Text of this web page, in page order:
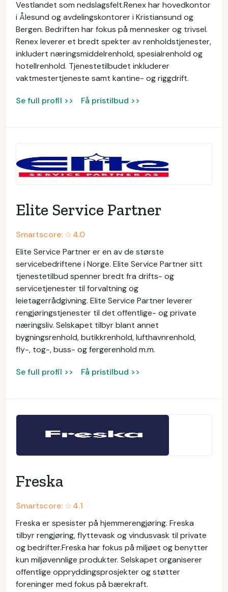
Vestlandet som nedslagsfelt.Renex har hovedkontor
i Ålesund og avdelingskontorer i Kristiansund og
Bergen. Bedriften har fokus på mennesker og trivsel.
Renex leverer et bredt spekter av renholdstjenester,
inkludert næringsmiddelrenhold, spesialrenhold og
hotellrenhold. Tjenestetilbudet inkluderer
vaktmestertjeneste samt kantine- og riggdrift.
Se full profil >> Få pristilbud >>
Elite Service Partner
Smartscore: ☆4.0
Elite Service Partner er en av de største
servicebedriftene i Norge. Elite Service Partner sitt
tjenestetilbud spenner bredt fra drifts- og
servicetjenester til forvaltning og
leietagerrådgivning. Elite Service Partner leverer
rengjøringstjenester til det offentlige- og private
næringsliv. Selskapet tilbyr blant annet
bygningsrenhold, butikkrenhold, lufthavnrenhold,
fly-, tog-, buss- og fergerenhold m.m.
Se full profil >> Få pristilbud >>
Freska
Smartscore: ☆4.1
Freska er spesister på hjemmerengjøring. Freska
tilbyr rengjøring, flyttevask og vindusvask til private
og bedrifter.Freska har fokus på miljøet og benytter
kun miljøvennlige produkter. Selskapet organiserer
offentlige oppryddingsprosjekter og støtter
foreninger med fokus på bærekraft.